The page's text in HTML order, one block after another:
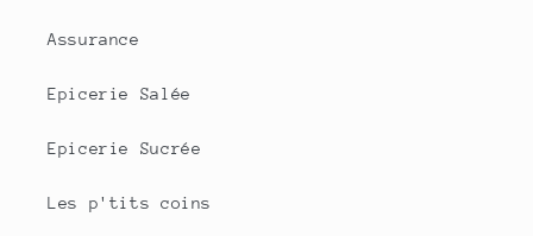
Assurance
Epicerie Salée
Epicerie Sucrée
Les p'tits coins